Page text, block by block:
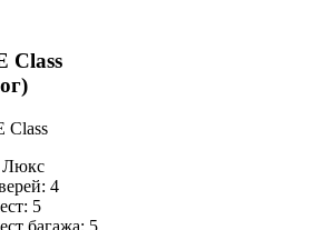
Class
Люкс
4
5